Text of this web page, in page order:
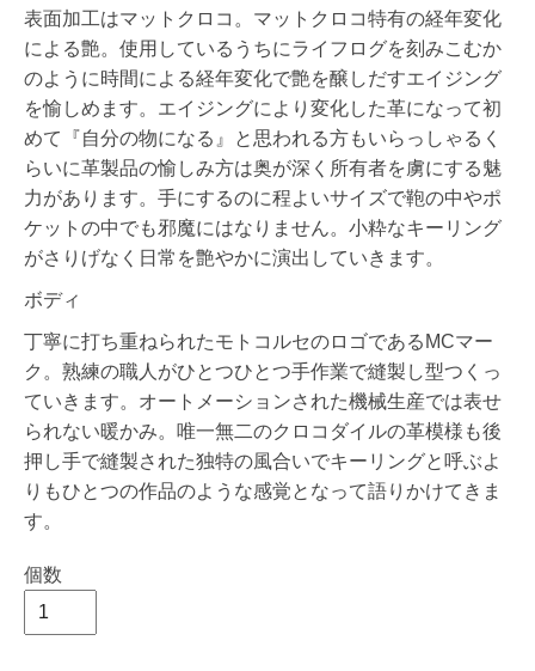
表面加工はマットクロコ。マットクロコ特有の経年変化
による艶。使用しているうちにライフログを刻みこむか
のように時間による経年変化で艶を醸しだすエイジング
を愉しめます。エイジングにより変化した革になって初
めて『自分の物になる』と思われる方もいらっしゃるく
らいに革製品の愉しみ方は奥が深く所有者を虜にする魅
力があります。手にするのに程よいサイズで鞄の中やポ
ケットの中でも邪魔にはなりません。小粋なキーリング
がさりげなく日常を艶やかに演出していきます。
ボディ
丁寧に打ち重ねられたモトコルセのロゴであるMCマー
ク。熟練の職人がひとつひとつ手作業で縫製し型つくっ
ていきます。オートメーションされた機械生産では表せ
られない暖かみ。唯一無二のクロコダイルの革模様も後
押し手で縫製された独特の風合いでキーリングと呼ぶよ
りもひとつの作品のような感覚となって語りかけてきま
す。
個数